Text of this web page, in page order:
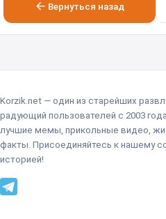
Вернуться назад
Korzik.net — один из старейших
радующий пользователей с 2003
лучшие мемы, прикольные видео,
факты. Присоединяйтесь к нашему
историей!